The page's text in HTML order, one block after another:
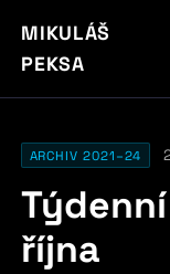
MIKULÁŠ
PEKSA
ARCHIV 2021–24
října